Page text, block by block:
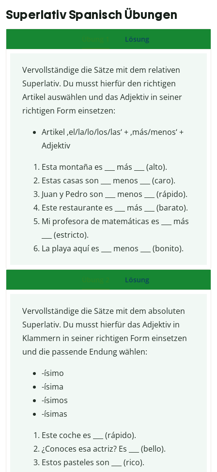
Superlativ Spanisch Übungen
Lösung
Vervollständige die Sätze mit dem relativen
Superlativ. Du musst hierfür den richtigen
Artikel auswählen und das Adjektiv in seiner
richtigen Form einsetzen:
Artikel ‚el/la/lo/los/las‘ + ‚más/menos‘ +
Adjektiv
Esta montaña es ___ más ___ (alto).
Estas casas son ___ menos ___ (caro).
Juan y Pedro son ___ menos ___ (rápido).
Este restaurante es ___ más ___ (barato).
Mi profesora de matemáticas es ___ más
___ (estricto).
La playa aquí es ___ menos ___ (bonito).
Lösung
Vervollständige die Sätze mit dem absoluten
Superlativ. Du musst hierfür das Adjektiv in
Klammern in seiner richtigen Form einsetzen
und die passende Endung wählen:
-ísimo
-ísima
-ísimos
-ísimas
Este coche es ___ (rápido).
¿Conoces esa actriz? Es ___ (bello).
Estos pasteles son ___ (rico).